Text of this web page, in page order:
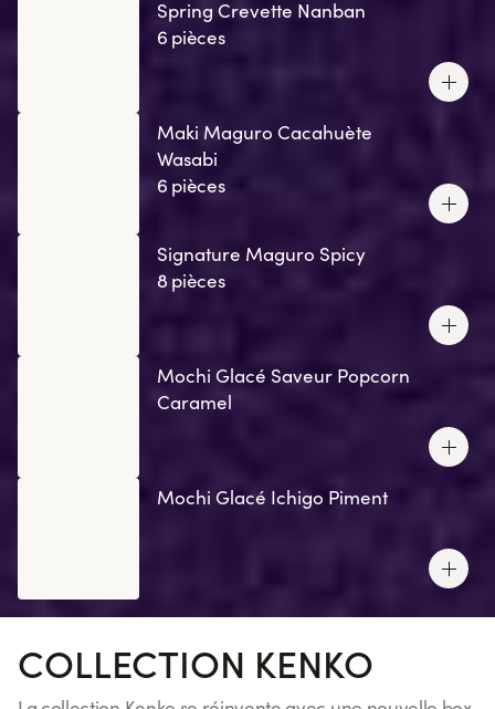
Spring Crevette Nanban
6 pièces
Maki Maguro Cacahuète
Wasabi
6 pièces
Signature Maguro Spicy
8 pièces
Mochi Glacé Saveur Popcorn
Caramel
Mochi Glacé Ichigo Piment
COLLECTION KENKO